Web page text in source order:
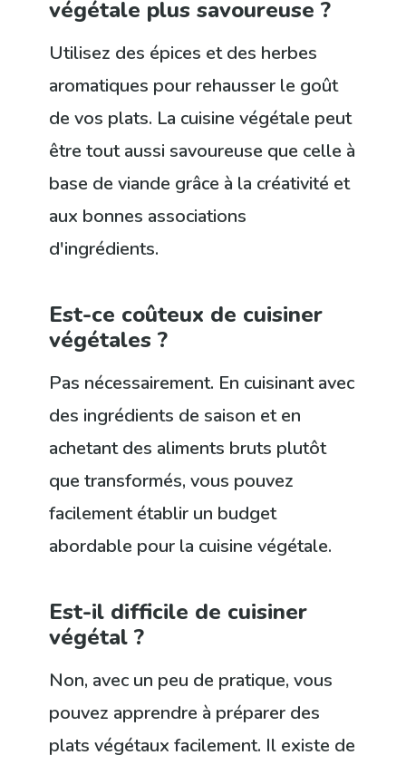
végétale plus savoureuse ?
Utilisez des épices et des herbes
aromatiques pour rehausser le goût
de vos plats. La cuisine végétale peut
être tout aussi savoureuse que celle à
base de viande grâce à la créativité et
aux bonnes associations
d'ingrédients.
Est-ce coûteux de cuisiner
végétales ?
Pas nécessairement. En cuisinant avec
des ingrédients de saison et en
achetant des aliments bruts plutôt
que transformés, vous pouvez
facilement établir un budget
abordable pour la cuisine végétale.
Est-il difficile de cuisiner
végétal ?
Non, avec un peu de pratique, vous
pouvez apprendre à préparer des
plats végétaux facilement. Il existe de